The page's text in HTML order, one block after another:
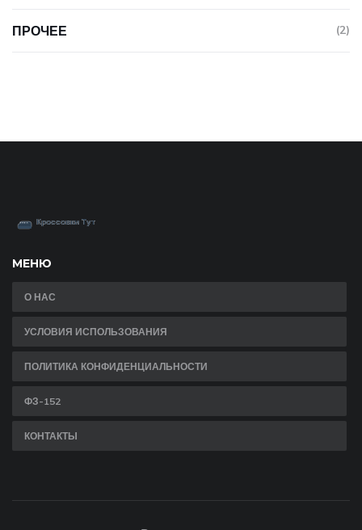
ПРОЧЕЕ (2)
МЕНЮ
О НАС
УСЛОВИЯ ИСПОЛЬЗОВАНИЯ
ПОЛИТИКА КОНФИДЕНЦИАЛЬНОСТИ
ФЗ-152
КОНТАКТЫ